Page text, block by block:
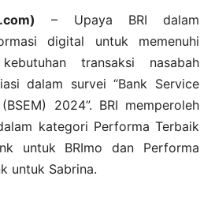
– Upaya BRI dalam
digital untuk memenuhi
transaksi nasabah
dalam survei “Bank Service
2024”. BRI memperoleh
kategori Performa Terbaik
untuk BRImo dan Performa
untuk Sabrina.